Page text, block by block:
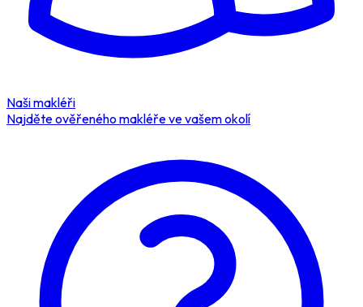
Naši makléři
Najděte ověřeného makléře ve vašem okolí